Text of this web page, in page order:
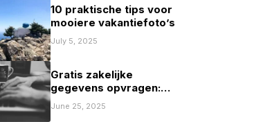
10 praktische tips voor
mooiere vakantiefoto’s
July 5, 2025
Gratis zakelijke
gegevens opvragen:
mogelijkheden en
beperkingen
June 25, 2025